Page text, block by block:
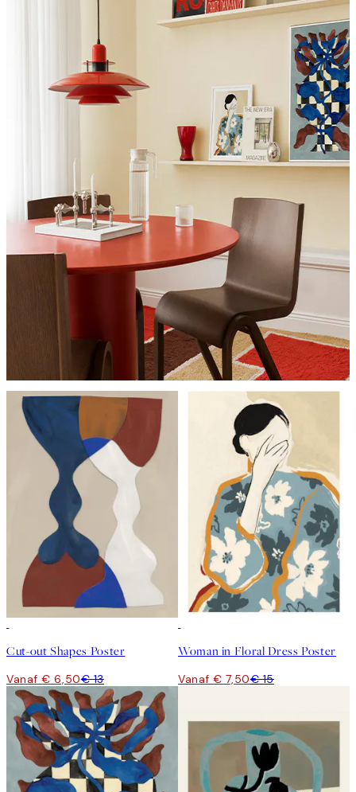
Cut-out Shapes Poster
Vanaf € 6,50€ 13
Woman in Floral Dress Poster
Vanaf € 7,50€ 15